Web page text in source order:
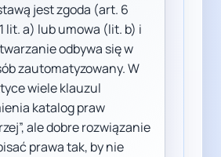
jest zgoda (art. 6
lit. a) lub umowa (lit. b) i
odbywa się w
zautomatyzowany. W
wiele klauzul
katalog praw
ale dobre rozwiązanie
prawa tak, by nie